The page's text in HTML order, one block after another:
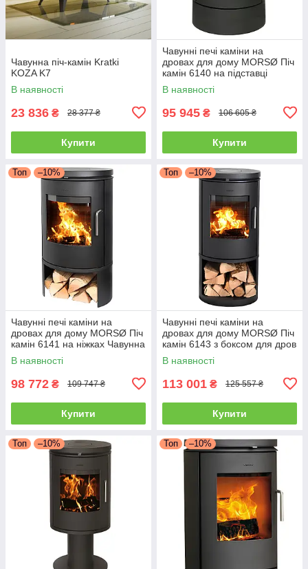
Чавунна піч-камін Kratki
KOZA K7
В наявності
23 836 ₴ 28 377 ₴
Купити
Чавунні печі каміни на
дровах для дому MORSØ Піч
камін 6140 на підставці
Чавунна піч тривалого
горіння 5.8кВт
В наявності
95 945 ₴ 106 605 ₴
Купити
Топ –10%
Чавунні печі каміни на
дровах для дому MORSØ Піч
камін 6141 на ніжках Чавунна
піч тривалого горіння 5.8кВт
В наявності
98 772 ₴ 109 747 ₴
Купити
Топ –10%
Чавунні печі каміни на
дровах для дому MORSØ Піч
камін 6143 з боксом для дров
Чавунна піч тривалого
горіння 5.8кВт
В наявності
113 001 ₴ 125 557 ₴
Купити
Топ –10% Топ –10%